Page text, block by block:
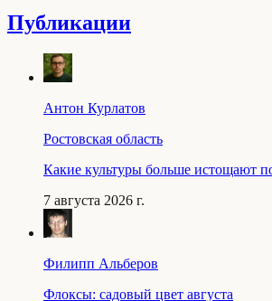
Публикации
Антон Курлатов
Ростовская область
Какие культуры больше истощают
7 августа 2026 г.
Филипп Альберов
Флоксы: садовый цвет августа